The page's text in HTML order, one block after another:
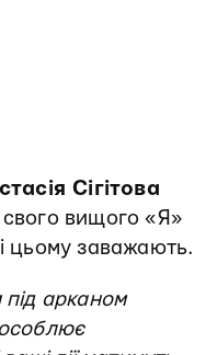
Сігітова
вищого «Я»
цьому заважають.
під арканом